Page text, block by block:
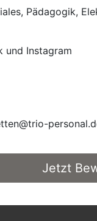
Pädagogik,
und Instagram
Jetzt